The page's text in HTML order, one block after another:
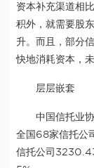
资本补充渠道相
积外，就需要股
升。而且，部分
快地消耗资本，
层层嵌套
中国信托业协
全国68家信托公
信托公司